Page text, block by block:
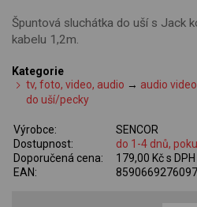
Špuntová sluchátka do uší s Jack
kabelu 1,2m.
Kategorie
tv, foto, video, audio → audio video
do uší/pecky
Výrobce:
SENCOR
Dostupnost:
do 1-4 dnů,
Doporučená cena:
179,00 Kč s DPH
EAN:
8590669276097